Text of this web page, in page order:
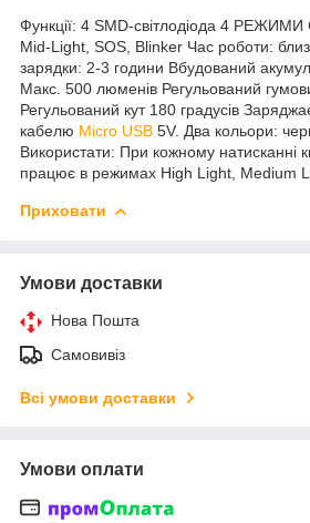
Функції: 4 SMD-світлодіода 4
Mid-Light, SOS, Blinker Час роботи:
зарядки: 2-3 години Вбудований
Макс. 500 люменів Регульований
Регульований кут 180 градусів
кабелю Micro USB 5V. Два кольори:
Використати: При кожному натисканні
працює в режимах High Light, Medium
Приховати
Умови доставки
Нова Пошта
Самовивіз
Всі умови доставки
Умови оплати